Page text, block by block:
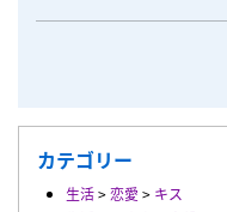
カテゴリー
生活>恋愛 > キス